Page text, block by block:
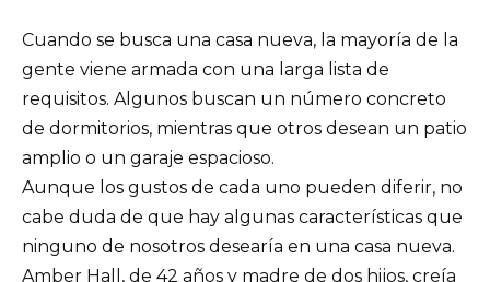
Cuando se busca una casa nueva, la mayoría de la
gente viene armada con una larga lista de
requisitos. Algunos buscan un número concreto
de dormitorios, mientras que otros desean un patio
amplio o un garaje espacioso.
Aunque los gustos de cada uno pueden diferir, no
cabe duda de que hay algunas características que
ninguno de nosotros desearía en una casa nueva.
Amber Hall, de 42 años y madre de dos hijos, creía